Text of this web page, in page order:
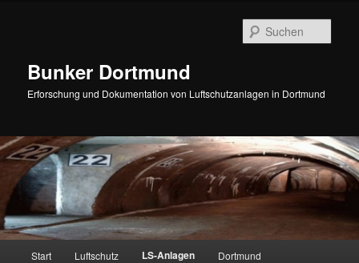
Bunker Dortmund
Erforschung und Dokumentation von Luftschutzanlagen in Dortmund
Start Luftschutz LS-Anlagen Dortmund